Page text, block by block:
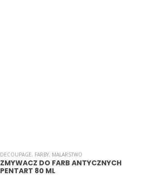
DECOUPAGE, FARBY, MALARSTWO
ZMYWACZ DO FARB ANTYCZNYCH
PENTART 80 ML